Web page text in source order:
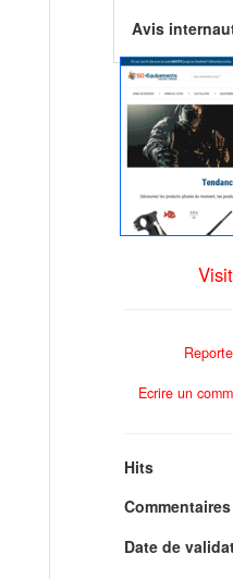
Avis
Ecrire un
Hits
Commentaires
Date de